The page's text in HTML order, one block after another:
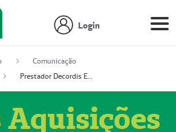
Login
Comunicação
Prestador Decordis Exames Cardiológicos LTDA (51004346-0)
Aquisições